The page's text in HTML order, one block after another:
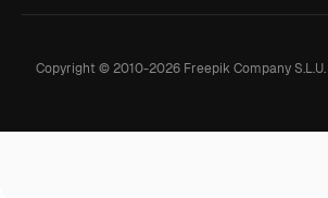
Copyright © 2010-2026Freepik Company S.L.U.